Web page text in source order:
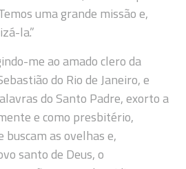
uma grande missão e,
la.”
me ao amado clero da
do Rio de Janeiro, e
do Santo Padre, exorto a
e como presbitério,
as ovelhas e,
santo de Deus, o